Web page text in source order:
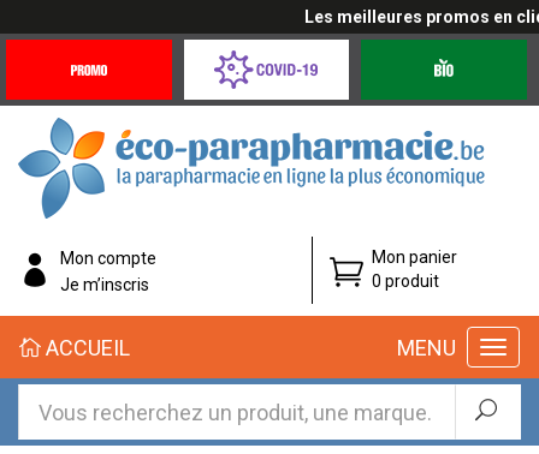
Les meilleures promos en
Offres
Coronavirus
éco-
parapharmacie.fr
éco-
parapharmacie.fr
Mon compte
Je m’inscris
Mon panier
0 produit
MENU
ACCUEIL